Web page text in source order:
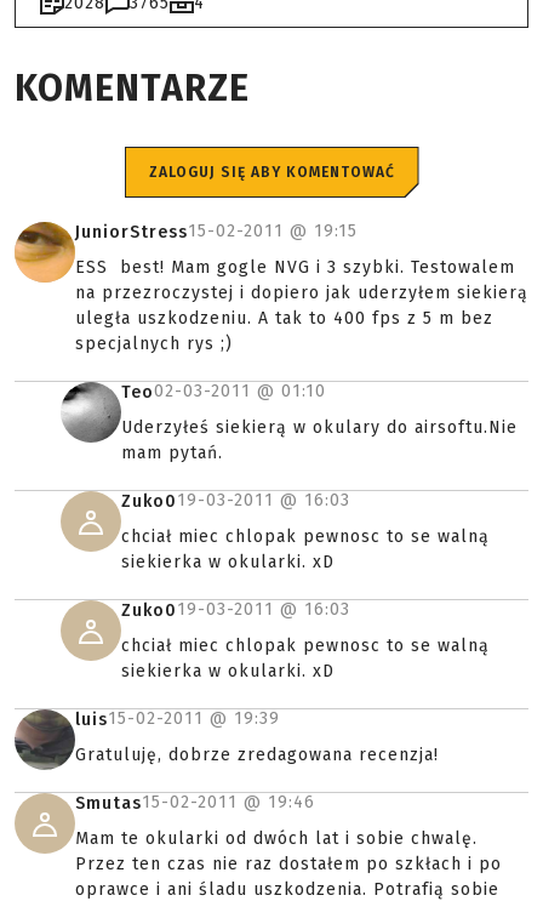
KOMENTARZE
ZALOGUJ SIĘ ABY KOMENTOWAĆ
JuniorStress15-02-2011 @ 19:15
ESS best! Mam gogle NVG i 3 szybki. Testowalem
na przezroczystej i dopiero jak uderzyłem siekierą
uległa uszkodzeniu. A tak to 400 fps z 5 m bez
specjalnych rys ;)
Teo02-03-2011 @ 01:10
Uderzyłeś siekierą w okulary do airsoftu.Nie
mam pytań.
Zuko019-03-2011 @ 16:03
chciał miec chlopak pewnosc to se walną
siekierka w okularki. xD
Zuko019-03-2011 @ 16:03
chciał miec chlopak pewnosc to se walną
siekierka w okularki. xD
luis15-02-2011 @ 19:39
Gratuluję, dobrze zredagowana recenzja!
Smutas15-02-2011 @ 19:46
Mam te okularki od dwóch lat i sobie chwalę.
Przez ten czas nie raz dostałem po szkłach i po
oprawce i ani śladu uszkodzenia. Potrafią sobie